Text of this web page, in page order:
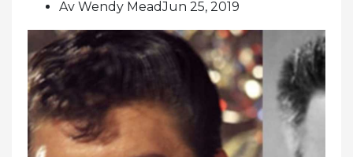
Av Wendy MeadJun 25, 2019